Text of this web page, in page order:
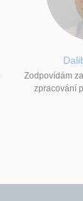
Zodpovídám
zpracování